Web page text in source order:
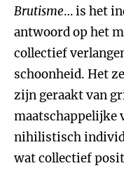
Brutisme… is het
antwoord op het
collectief
schoonheid. Het
zijn geraakt van
maatschappelijke
nihilistisch
wat collectief